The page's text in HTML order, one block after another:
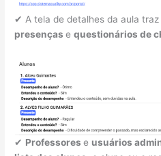
✔ A tela de detalhes da aula traz
presençasequestionários de
✔ Professorese usuários